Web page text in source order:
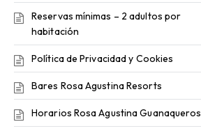
Reservas mínimas – 2 adultos por
habitación
Política de Privacidad y Cookies
Bares Rosa Agustina Resorts
Horarios Rosa Agustina Guanaqueros